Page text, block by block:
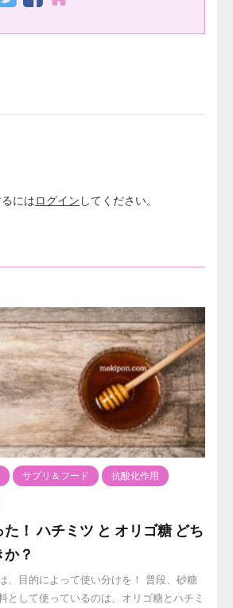
にはログイン してください。
サプリ＆フード 抗酸化作用
！ ハチミツ と オリゴ糖 どち
？
、目的によって使い分けを！ 普段、砂糖
として使っているのは、オリゴ糖とハチミ